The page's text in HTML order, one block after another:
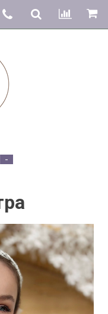
-